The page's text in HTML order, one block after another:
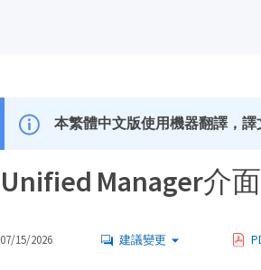
本繁體中文版使用機器翻譯，譯
Unified Manager介
07/15/2026 建議變更